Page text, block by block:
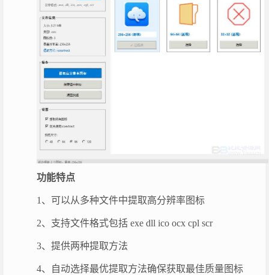
功能特点
1、可以从多种文件中提取高分辨率图标
2、支持文件格式包括 exe dll ico ocx cpl scr
3、提供两种提取方法
4、自动选择最优提取方法确保获取最佳质量图标